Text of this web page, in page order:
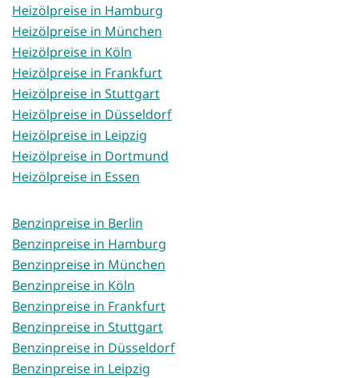
Heizölpreise in Hamburg
Heizölpreise in München
Heizölpreise in Köln
Heizölpreise in Frankfurt
Heizölpreise in Stuttgart
Heizölpreise in Düsseldorf
Heizölpreise in Leipzig
Heizölpreise in Dortmund
Heizölpreise in Essen
Benzinpreise in Berlin
Benzinpreise in Hamburg
Benzinpreise in München
Benzinpreise in Köln
Benzinpreise in Frankfurt
Benzinpreise in Stuttgart
Benzinpreise in Düsseldorf
Benzinpreise in Leipzig